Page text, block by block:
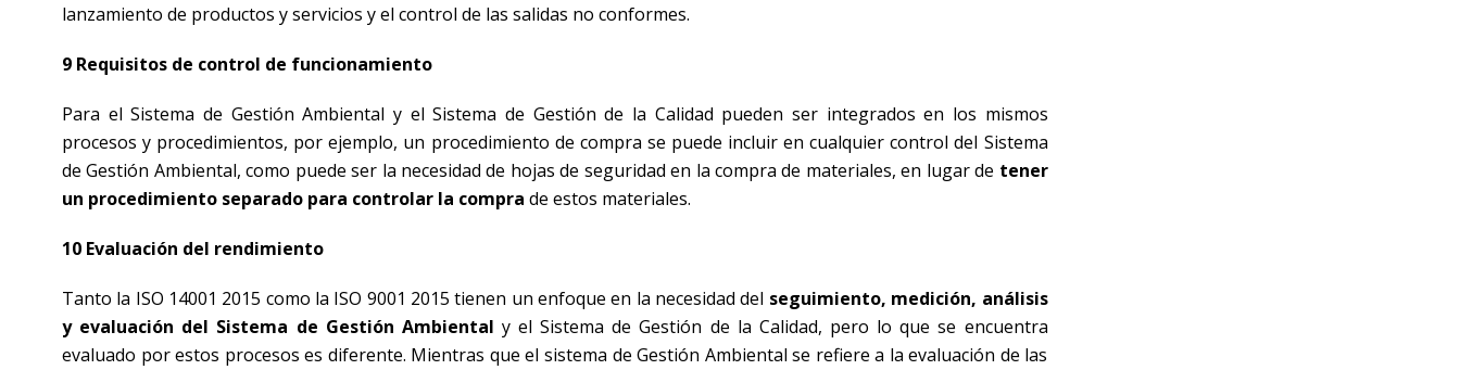
lanzamiento de productos y servicios y el control de las salidas no conformes.
9 Requisitos de control de funcionamiento
Para el Sistema de Gestión Ambiental y el Sistema de Gestión de la Calidad pueden ser integrados en los mismos
procesos y procedimientos, por ejemplo, un procedimiento de compra se puede incluir en cualquier control del Sistema
de Gestión Ambiental, como puede ser la necesidad de hojas de seguridad en la compra de materiales, en lugar de tener
un procedimiento separado para controlar la compra de estos materiales.
10 Evaluación del rendimiento
Tanto la ISO 14001 2015 como la ISO 9001 2015 tienen un enfoque en la necesidad del seguimiento, medición, análisis
y evaluación del Sistema de Gestión Ambiental y el Sistema de Gestión de la Calidad, pero lo que se encuentra
evaluado por estos procesos es diferente. Mientras que el sistema de Gestión Ambiental se refiere a la evaluación de las